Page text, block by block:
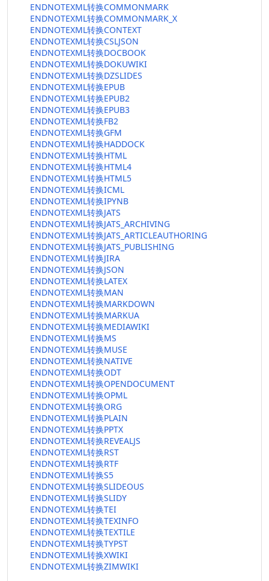
ENDNOTEXML转换COMMONMARK
ENDNOTEXML转换COMMONMARK_X
ENDNOTEXML转换CONTEXT
ENDNOTEXML转换CSLJSON
ENDNOTEXML转换DOCBOOK
ENDNOTEXML转换DOKUWIKI
ENDNOTEXML转换DZSLIDES
ENDNOTEXML转换EPUB
ENDNOTEXML转换EPUB2
ENDNOTEXML转换EPUB3
ENDNOTEXML转换FB2
ENDNOTEXML转换GFM
ENDNOTEXML转换HADDOCK
ENDNOTEXML转换HTML
ENDNOTEXML转换HTML4
ENDNOTEXML转换HTML5
ENDNOTEXML转换ICML
ENDNOTEXML转换IPYNB
ENDNOTEXML转换JATS
ENDNOTEXML转换JATS_ARCHIVING
ENDNOTEXML转换JATS_ARTICLEAUTHORING
ENDNOTEXML转换JATS_PUBLISHING
ENDNOTEXML转换JIRA
ENDNOTEXML转换JSON
ENDNOTEXML转换LATEX
ENDNOTEXML转换MAN
ENDNOTEXML转换MARKDOWN
ENDNOTEXML转换MARKUA
ENDNOTEXML转换MEDIAWIKI
ENDNOTEXML转换MS
ENDNOTEXML转换MUSE
ENDNOTEXML转换NATIVE
ENDNOTEXML转换ODT
ENDNOTEXML转换OPENDOCUMENT
ENDNOTEXML转换OPML
ENDNOTEXML转换ORG
ENDNOTEXML转换PLAIN
ENDNOTEXML转换PPTX
ENDNOTEXML转换REVEALJS
ENDNOTEXML转换RST
ENDNOTEXML转换RTF
ENDNOTEXML转换S5
ENDNOTEXML转换SLIDEOUS
ENDNOTEXML转换SLIDY
ENDNOTEXML转换TEI
ENDNOTEXML转换TEXINFO
ENDNOTEXML转换TEXTILE
ENDNOTEXML转换TYPST
ENDNOTEXML转换XWIKI
ENDNOTEXML转换ZIMWIKI